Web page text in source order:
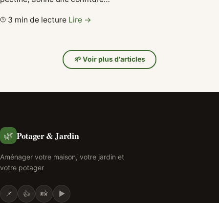
3 min de lecture Lire →
🌱 Voir plus d'articles
🌿 Potager & Jardin
Aménager votre maison, votre jardin et
votre potager
📌 👍 📸 ▶️